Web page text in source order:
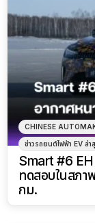
CHINESE
ข่าวรถยนต์ไฟฟ้า EV ล่า
Smart #6
ทดสอบในสภา
กม.